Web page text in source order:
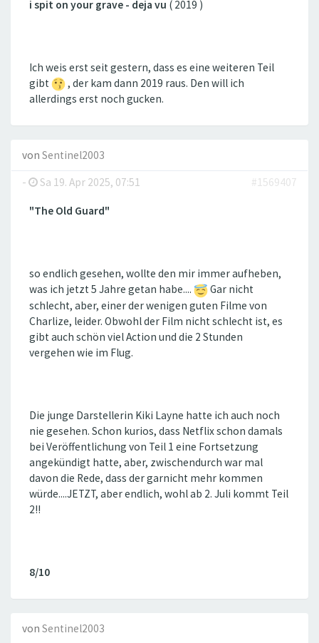
i spit on your grave - deja vu ( 2019 )
Ich weis erst seit gestern, dass es eine weiteren Teil
gibt
, der kam dann 2019 raus. Den will ich
allerdings erst noch gucken.
von Sentinel2003
-
Sa 19. Apr 2025, 07:51 #1569407
"The Old Guard"
so endlich gesehen, wollte den mir immer aufheben,
was ich jetzt 5 Jahre getan habe....
Gar nicht
schlecht, aber, einer der wenigen guten Filme von
Charlize, leider. Obwohl der Film nicht schlecht ist, es
gibt auch schön viel Action und die 2 Stunden
vergehen wie im Flug.
Die junge Darstellerin Kiki Layne hatte ich auch noch
nie gesehen. Schon kurios, dass Netflix schon damals
bei Veröffentlichung von Teil 1 eine Fortsetzung
angekündigt hatte, aber, zwischendurch war mal
davon die Rede, dass der garnicht mehr kommen
würde....JETZT, aber endlich, wohl ab 2. Juli kommt Teil
2!!
8/10
von Sentinel2003